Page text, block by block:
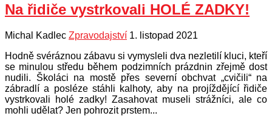
Na řidiče vystrkovali HOLÉ ZADKY!
Michal Kadlec Zpravodajství 1. listopad 2021
Hodně svéráznou zábavu si vymysleli dva nezletilí kluci, kteří
se minulou středu během podzimních prázdnin zřejmě dost
nudili. Školáci na mostě přes severní obchvat „cvičili“ na
zábradlí a posléze stáhli kalhoty, aby na projíždějící řidiče
vystrkovali holé zadky! Zasahovat museli strážníci, ale co
mohli udělat? Jen pohrozit prstem...